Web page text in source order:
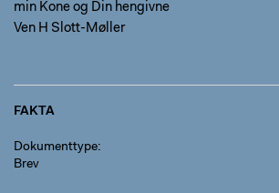
min Kone og Din hengivne
Ven H Slott-Møller
FAKTA
Dokumenttype
Brev